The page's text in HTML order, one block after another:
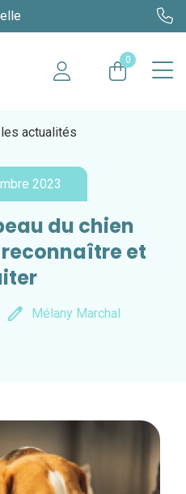
0
actualités
2023
du chien
et
edit Mélany Marchal